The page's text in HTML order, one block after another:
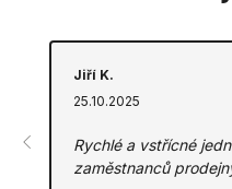
Jiří K.
25.10.2025
Rychlé a vstřícné
zaměstnanců